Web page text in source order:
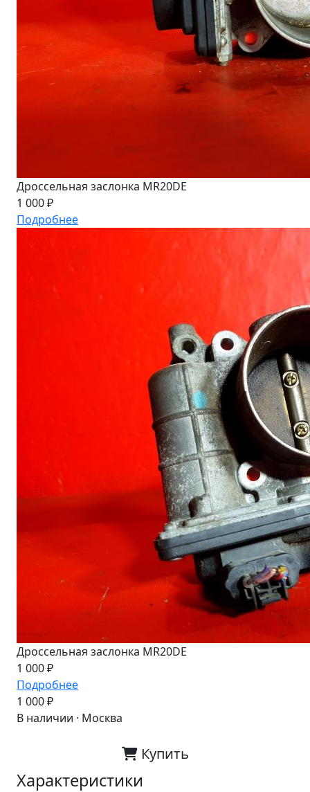
Дроссельная заслонка MR20DE
1 000 ₽
Подробнее
Дроссельная заслонка MR20DE
1 000 ₽
Подробнее
1 000 ₽
В наличии · Москва
Купить
Характеристики